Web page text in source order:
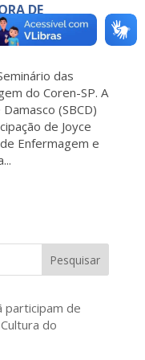
DE
das
do Coren-SP. A
(SBCD)
de Joyce
Enfermagem e
Pesquisar
participam de
do